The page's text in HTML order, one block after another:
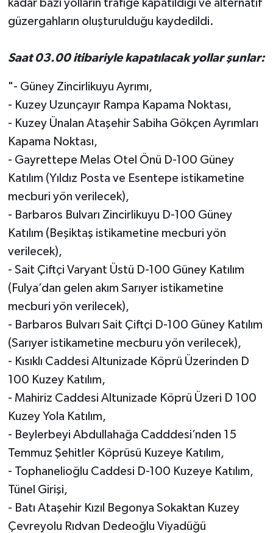
kadar bazı yolların trafiğe kapatıldığı ve alternatif
güzergahların oluşturulduğu kaydedildi.
Saat 03.00 itibariyle kapatılacak yollar şunlar:
"- Güney Zincirlikuyu Ayrımı,
- Kuzey Uzunçayır Rampa Kapama Noktası,
- Kuzey Ünalan Ataşehir Sabiha Gökçen Ayrımları
Kapama Noktası,
- Gayrettepe Melas Otel Önü D-100 Güney
Katılım (Yıldız Posta ve Esentepe istikametine
mecburi yön verilecek),
- Barbaros Bulvarı Zincirlikuyu D-100 Güney
Katılım (Beşiktaş istikametine mecburi yön
verilecek),
- Sait Çiftçi Varyant Üstü D-100 Güney Katılım
(Fulya’dan gelen akım Sarıyer istikametine
mecburi yön verilecek),
- Barbaros Bulvarı Sait Çiftçi D-100 Güney Katılım
(Sarıyer istikametine mecburu yön verilecek),
- Kısıklı Caddesi Altunizade Köprü Üzerinden D
100 Kuzey Katılım,
- Mahiriz Caddesi Altunizade Köprü Üzeri D 100
Kuzey Yola Katılım,
- Beylerbeyi Abdullahağa Cadddesi’nden 15
Temmuz Şehitler Köprüsü Kuzeye Katılım,
- Tophanelioğlu Caddesi D-100 Kuzeye Katılım,
Tünel Girişi,
- Batı Ataşehir Kızıl Begonya Sokaktan Kuzey
Çevreyolu Rıdvan Dedeoğlu Viyadüğü